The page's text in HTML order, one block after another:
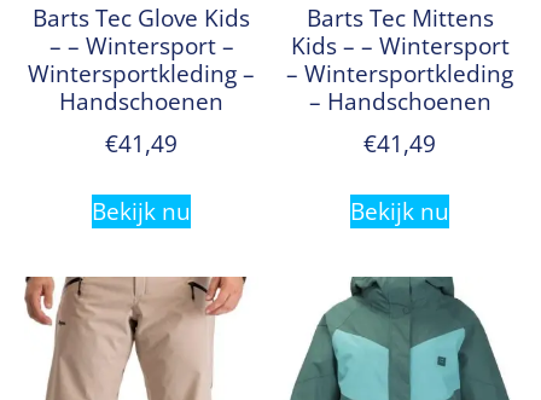
Barts Tec Glove Kids
– – Wintersport –
Wintersportkleding –
Handschoenen
€41,49
Bekijk nu
Barts Tec Mittens
Kids – – Wintersport
– Wintersportkleding
– Handschoenen
€41,49
Bekijk nu